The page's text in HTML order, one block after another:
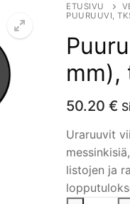
ETUSIVU
PUURUUVI,
mm),
50.20 €
Uraruuvit
listojen ja